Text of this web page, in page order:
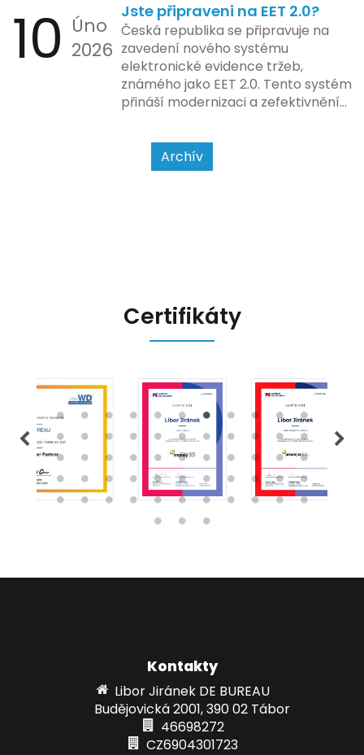
bezhotovostní transakci – nově
se má tato povinnost odvíjet od
povahy podnikatelské činnosti a
způsobu interakce se
zákazníkem.
10 Úno
2026
Jste připraveni na EET 2.0?
Česká republika se připravuje na
zavedení nového systému
elektronické evidence tržeb,
známého jako EET 2.0. Tento systém
přináší modernizaci a zefektivnění
usnadnit život podnikatelům i
kontrolním orgánům. Podívejme se
na hlavní změny, které EET 2.0
Archív
Certifikáty
Kontakty
Libor Jiránek DE BUREAU
Budějovická 2001, 390 02 Tábor
46698272
CZ6904301723